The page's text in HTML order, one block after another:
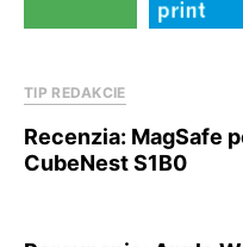
TIP REDAKCIE
Recenzia: MagSafe
CubeNest S1B0